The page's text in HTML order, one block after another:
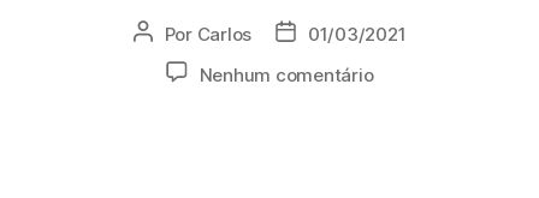
Por Carlos
01/03/2021
Nenhum comentário